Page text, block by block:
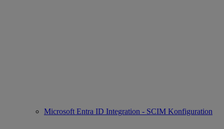
Microsoft Entra ID Integration - SCIM Konfiguration